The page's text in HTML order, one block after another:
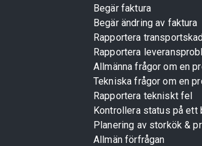
Begär faktura
Begär ändring av faktura
Rapportera
Rapportera
Allmänna frågor om en
Tekniska frågor om en
Rapportera tekniskt fel
Kontrollera status på ett
Planering av storkök &
Allmän förfrågan